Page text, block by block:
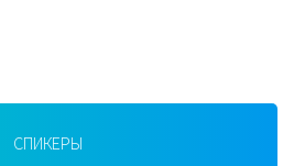
СПИКЕРЫ